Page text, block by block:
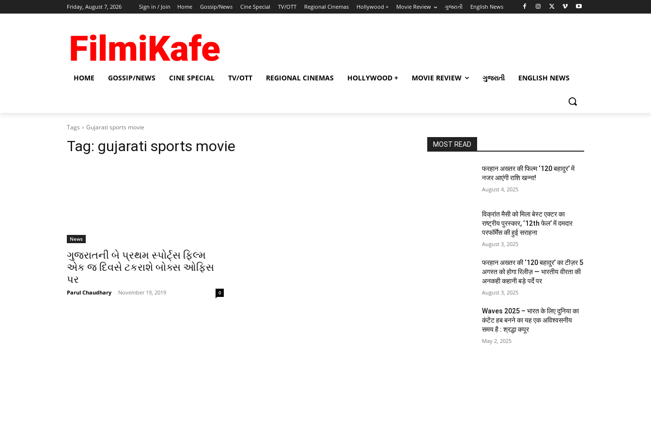
Friday, August 7, 2026 Sign in / Join Home Gossip/News Cine Special TV/OTT Regional Cinemas Hollywood + Movie Review ગુજરાતી English News
HOME GOSSIP/NEWS CINE SPECIAL TV/OTT REGIONAL CINEMAS HOLLYWOOD + MOVIE REVIEW ગુજરાતી ENGLISH NEWS
Tags Gujarati sports movie
Tag: gujarati sports movie
News
ગુજરાતની બે પ્રથમ સ્પોર્ટ્સ ફિલ્મ
એક જ દિવસે ટકરાશે બોક્સ ઓફિસ
પર
Parul Chaudhary - November 19, 2019 0
MOST READ
फरहान अख्तर की फिल्म ‘120 बहादुर’ में
नजर आएंगी राशि खन्ना!
August 4, 2025
विक्रांत मैसी को मिला बेस्ट एक्टर का
राष्ट्रीय पुरस्कार, ‘12th फेल’ में दमदार
परफॉर्मेंस की हुई सराहना
August 3, 2025
फरहान अख्तर की ‘120 बहादुर’ का टीज़र 5
अगस्त को होगा रिलीज़ — भारतीय वीरता की
अनकही कहानी बड़े पर्दे पर
August 3, 2025
Waves 2025 – भारत के लिए दुनिया का
कंटेंट हब बनने का यह एक अविश्वसनीय
समय है : श्रद्धा कपूर
May 2, 2025